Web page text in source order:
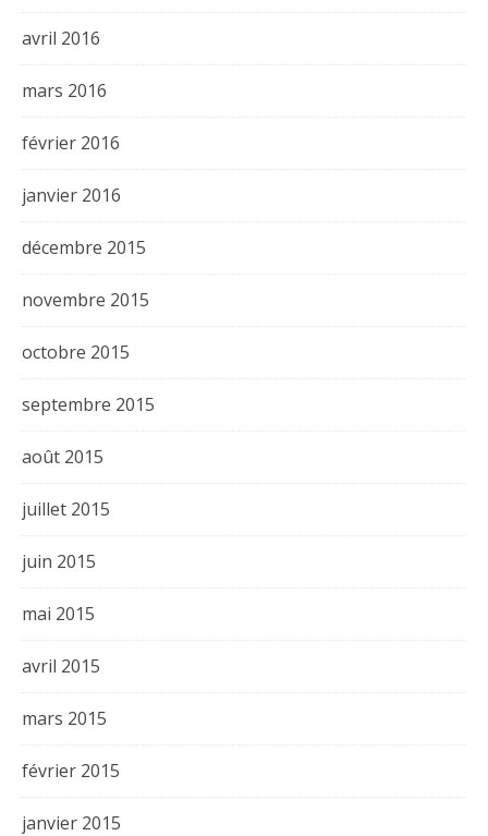
avril 2016
mars 2016
février 2016
janvier 2016
décembre 2015
novembre 2015
octobre 2015
septembre 2015
août 2015
juillet 2015
juin 2015
mai 2015
avril 2015
mars 2015
février 2015
janvier 2015